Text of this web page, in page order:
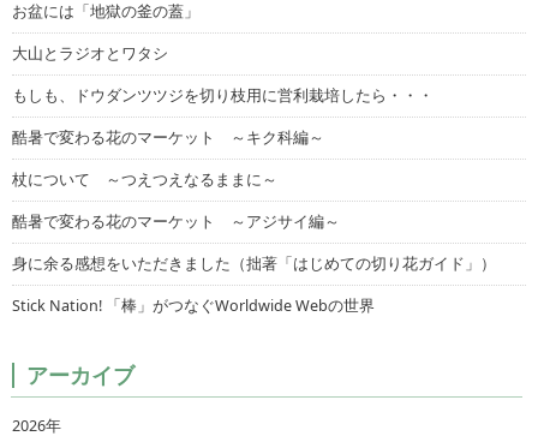
お盆には「地獄の釜の蓋」
大山とラジオとワタシ
もしも、ドウダンツツジを切り枝用に営利栽培したら・・・
酷暑で変わる花のマーケット ～キク科編～
杖について ～つえつえなるままに～
酷暑で変わる花のマーケット ～アジサイ編～
身に余る感想をいただきました（拙著「はじめての切り花ガイド」）
Stick Nation! 「棒」がつなぐWorldwide Webの世界
アーカイブ
2026年